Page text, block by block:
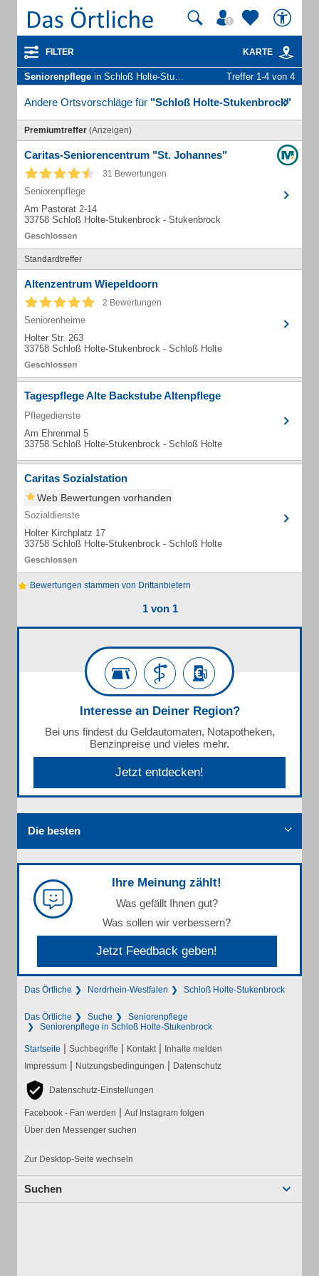
FILTER KARTE
Seniorenpflege in Schloß Holte-Stukenbrock Treffer 1-4 von 4
Andere Ortsvorschläge für "Schloß Holte-Stukenbrock"
Premiumtreffer (Anzeigen)
Caritas-Seniorencentrum "St. Johannes"
31 Bewertungen
Seniorenpflege
Am Pastorat 2-14
33758 Schloß Holte-Stukenbrock - Stukenbrock
Standardtreffer
Altenzentrum Wiepeldoorn
2 Bewertungen
Seniorenheime
Holter Str. 263
33758 Schloß Holte-Stukenbrock - Schloß Holte
Tagespflege Alte Backstube Altenpflege
Pflegedienste
Am Ehrenmal 5
33758 Schloß Holte-Stukenbrock - Schloß Holte
Caritas Sozialstation
Web Bewertungen vorhanden
Sozialdienste
Holter Kirchplatz 17
33758 Schloß Holte-Stukenbrock - Schloß Holte
Bewertungen stammen von Drittanbietern
1 von 1
Interesse an Deiner Region?
Bei uns findest du Geldautomaten, Notapotheken,
Benzinpreise und vieles mehr.
Jetzt entdecken!
Die besten
Ihre Meinung zählt!
Was gefällt Ihnen gut?
Was sollen wir verbessern?
Jetzt Feedback geben!
Das Örtliche Nordrhein-Westfalen Schloß Holte-Stukenbrock
Das Örtliche Suche
Seniorenpflege
Seniorenpflege in Schloß Holte-Stukenbrock
Startseite | Suchbegriffe | Kontakt | Inhalte melden
Impressum | Nutzungsbedingungen | Datenschutz
Datenschutz-Einstellungen
Facebook - Fan werden | Auf Instagram folgen
Über den Messenger suchen
Zur Desktop-Seite wechseln
Suchen